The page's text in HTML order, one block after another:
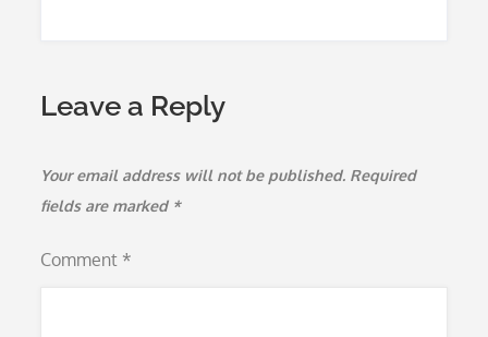
Leave a Reply
Your email address will not be published. Required
fields are marked *
Comment *